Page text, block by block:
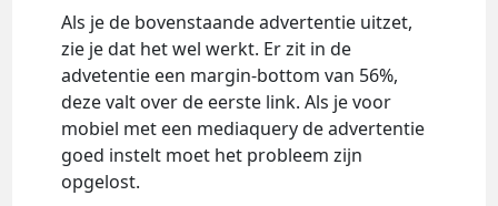
Als je de bovenstaande advertentie uitzet,
zie je dat het wel werkt. Er zit in de
advetentie een margin-bottom van 56%,
deze valt over de eerste link. Als je voor
mobiel met een mediaquery de advertentie
goed instelt moet het probleem zijn
opgelost.